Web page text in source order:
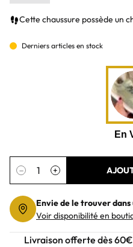
Cette chaussure possède un
Derniers articles en stock
Quantité
− +
Envie de le trouver dans
Voir disponibilité en
Livraison offerte dès